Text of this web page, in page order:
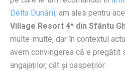
Delta Dunării, am ales pentru
Village Resort 4* din Sfântu
multe-multe, dar în contextul
avem convingerea că e pregătit
angajaților, cât și oaspeților.